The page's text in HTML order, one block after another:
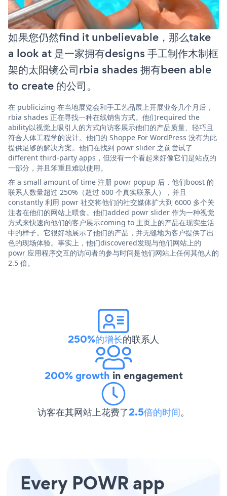
如果您仍然find it unbelievable，那么take
a look at 是一家拥有designs 手工制作木制框
架的太阳镜公司rbia shades 拥有been able
to create 的公司。
在 publicizing 在当地展览会和手工艺品展上开展业务几个月后，
rbia shades 正在寻找一种在线销售方式。他们required the
ability以视觉上吸引人的方式向访客展示他们的产品质量、轻巧且
符合人体工程学的设计。他们的 Shoppe For WordPress 没有为此
提供足够的解决方案。他们在找到 powr slider 之前尝试了
different third-party apps，但没有一个看起来好像它们是站点的
一部分，并且笨重且难以使用。
在 a small amount of time 注册 powr popup 后，他们boost 的
联系人数量超过 250%（超过 600 个真实联系人），并且
constantly 利用 powr 社交将他们的社交媒体扩大到 6000 多个关
注者在他们的网站上喂食。他们added powr slider 作为一种视觉
方式来快速向他们的客户展示coming to 主页上的产品在现实生活
中的样子。它很好地展示了他们的产品，并无缝地为客户提供了出
色的现场体验。事实上，他们discovered发现与他们网站上的
powr 应用程序交互的访问者的参与时间是他们网站上任何其他人的
2.5 倍。
250%的增长的联系人
200% growth in engagement
访客在其网站上花费了2.5倍的时间。
Every POWR app